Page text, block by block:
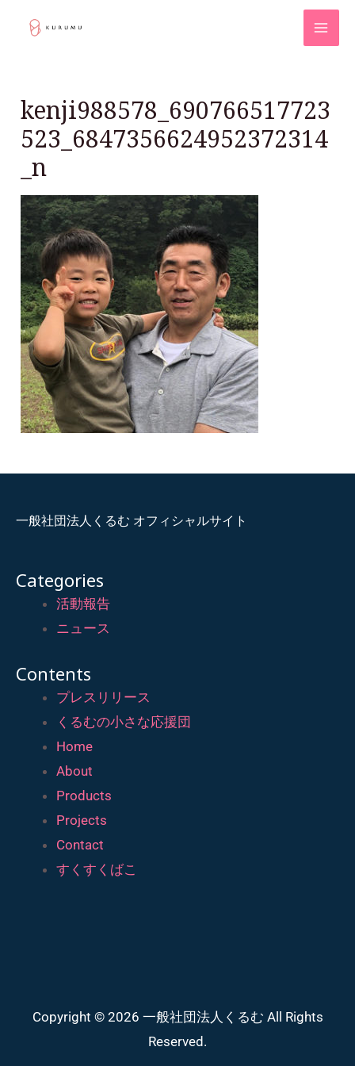
kenji988578_690766517723
523_6847356624952372314
_n
一般社団法人くるむ オフィシャルサイト
Categories
活動報告
ニュース
Contents
プレスリリース
くるむの小さな応援団
Home
About
Products
Projects
Contact
すくすくばこ
Copyright © 2026 一般社団法人くるむ All Rights
Reserved.